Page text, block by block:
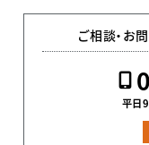
ご相談・お
平日